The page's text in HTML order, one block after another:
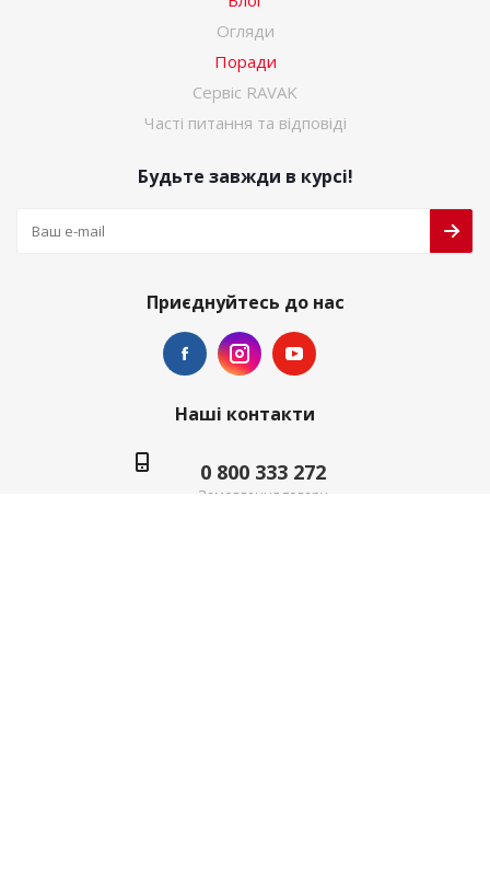
Огляди
Поради
Сервіс RAVAK
Часті питання та відповіді
Будьте завжди в курсі!
Приєднуйтесь до нас
Наші контакти
0 800 333 272
Замовлення товару